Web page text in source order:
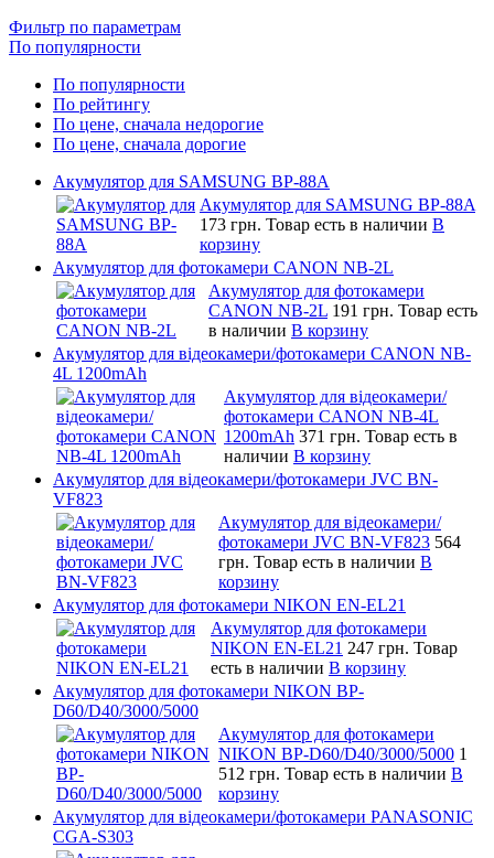
Фильтр по параметрам
По популярности
По популярности
По рейтингу
По цене, сначала недорогие
По цене, сначала дорогие
Акумулятор для SAMSUNG BP-88A
Акумулятор для SAMSUNG BP-88A
173 грн. Товар есть в наличии В
корзину
Акумулятор для фотокамери CANON NB-2L
Акумулятор для фотокамери
CANON NB-2L 191 грн. Товар есть
в наличии В корзину
Акумулятор для відеокамери/фотокамери CANON NB-
4L 1200mAh
Акумулятор для відеокамери/
фотокамери CANON NB-4L
1200mAh 371 грн. Товар есть в
наличии В корзину
Акумулятор для відеокамери/фотокамери JVC BN-
VF823
Акумулятор для відеокамери/
фотокамери JVC BN-VF823 564
грн. Товар есть в наличии В
корзину
Акумулятор для фотокамери NIKON EN-EL21
Акумулятор для фотокамери
NIKON EN-EL21 247 грн. Товар
есть в наличии В корзину
Акумулятор для фотокамери NIKON BP-
D60/D40/3000/5000
Акумулятор для фотокамери
NIKON BP-D60/D40/3000/5000 1
512 грн. Товар есть в наличии В
корзину
Акумулятор для відеокамери/фотокамери PANASONIC
CGA-S303